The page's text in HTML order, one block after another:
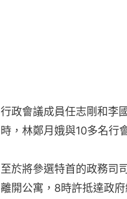
行政會議成員任志剛和李
時，林鄭月娥與10多名行
至於將參選特首的政務司
離開公寓，8時許抵達政